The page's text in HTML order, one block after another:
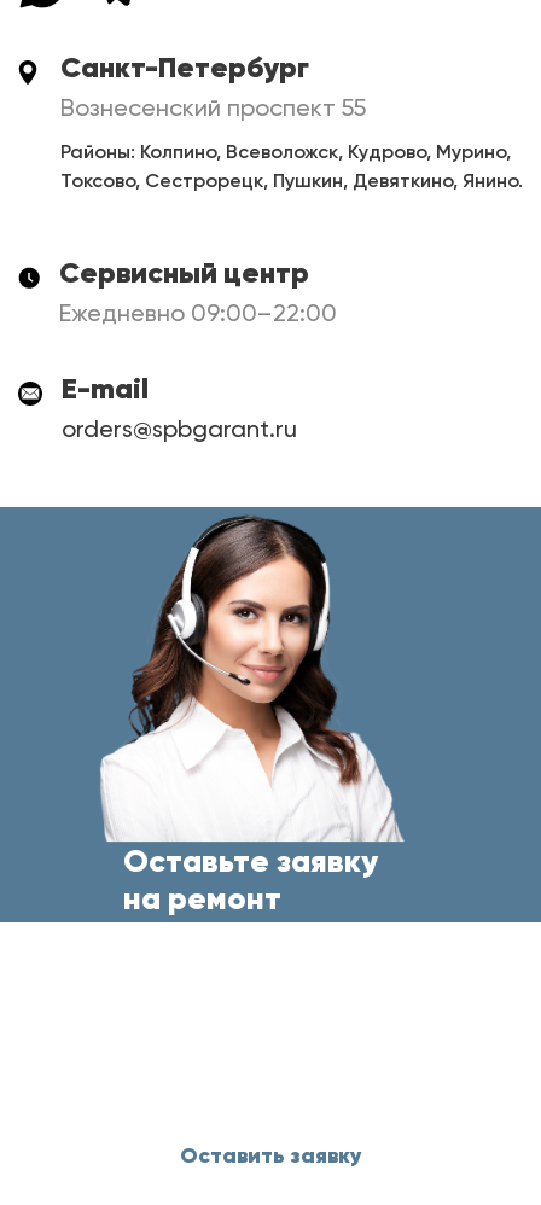
Санкт-Петербург
Вознесенский проспект 55
Районы: Колпино, Всеволожск, Кудрово, Мурино,
Токсово, Сестрорецк, Пушкин, Девяткино, Янино.
Сервисный центр
Ежедневно 09:00–22:00
E-mail
orders@spbgarant.ru
Оставьте заявку
на ремонт
Оставить заявку